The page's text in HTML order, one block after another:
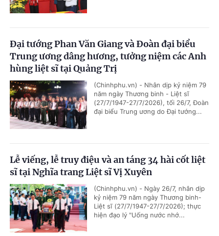
Đại tướng Phan Văn Giang và Đoàn đại biểu
Trung ương dâng hương, tưởng niệm các Anh
hùng liệt sĩ tại Quảng Trị
(Chinhphu.vn) - Nhân dịp kỷ niệm 79
năm ngày Thương binh - Liệt sĩ
(27/7/1947-27/7/2026), tối 26/7, Đoàn
đại biểu Trung ương do Đại tướng...
Lễ viếng, lễ truy điệu và an táng 34 hài cốt liệt
sĩ tại Nghĩa trang Liệt sĩ Vị Xuyên
(Chinhphu.vn) - Ngày 26/7, nhân dịp
kỷ niệm 79 năm ngày Thương binh-
Liệt sĩ (27/7/1947-27/7/2026); thực
hiện đạo lý "Uống nước nhớ...